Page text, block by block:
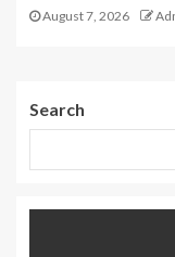
August 7, 2026
Search